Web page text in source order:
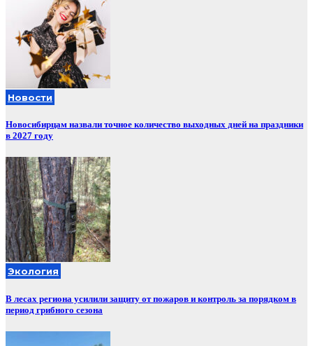
Новости
Новосибирцам назвали точное количество выходных дней на праздники
в 2027 году
Экология
В лесах региона усилили защиту от пожаров и контроль за порядком в
период грибного сезона